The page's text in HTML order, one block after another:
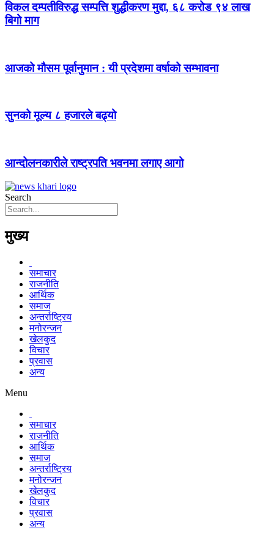
विकल दम्पतीविरुद्ध सम्पत्ति शुद्धीकरण मुद्दा, ६८ करोड ९४ लाख
बिगो माग
आजको मौसम पूर्वानुमान : यी प्रदेशमा वर्षाको सम्भावना
सुनको मूल्य ८ हजारले बढ्यो
आन्दोलनकारीले राष्ट्रपति भवनमा लगाए आगो
Search
मुख्य
समाचार
राजनीति
आर्थिक
समाज
अन्तर्राष्ट्रिय
मनोरन्जन
खेलकुद
विचार
प्रवास
अन्य
Menu
समाचार
राजनीति
आर्थिक
समाज
अन्तर्राष्ट्रिय
मनोरन्जन
खेलकुद
विचार
प्रवास
अन्य